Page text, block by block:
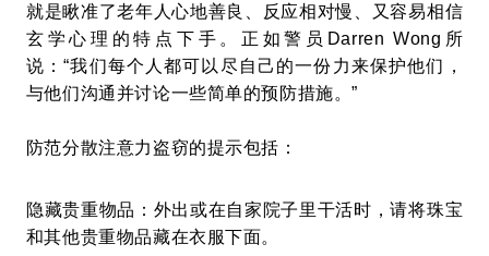
就是瞅准了老年人心地善良、反应相对慢、又容易相信
玄学心理的特点下手。正如警员Darren Wong所
说：“我们每个人都可以尽自己的一份力来保护他们，
与他们沟通并讨论一些简单的预防措施。”
防范分散注意力盗窃的提示包括：
隐藏贵重物品：外出或在自家院子里干活时，请将珠宝
和其他贵重物品藏在衣服下面。